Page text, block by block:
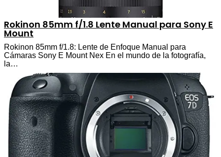
Rokinon 85mm f/1.8 Lente Manual para Sony E
Mount
Rokinon 85mm f/1.8: Lente de Enfoque Manual para
Cámaras Sony E Mount Nex En el mundo de la fotografía,
la…